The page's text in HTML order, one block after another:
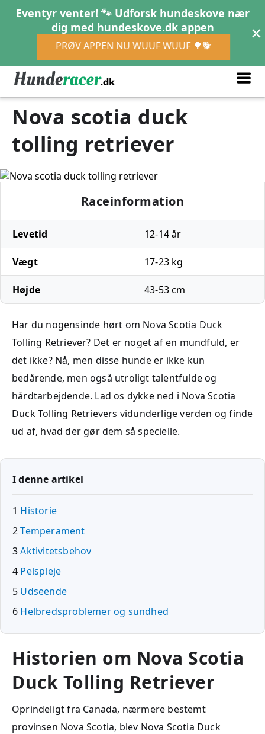
Eventyr venter! 🐾 Udforsk hundeskove nær
dig med hundeskove.dk appen
PRØV APPEN NU WUUF WUUF 🌳🐕 ×
Nova scotia duck
tolling retriever
Raceinformation
Levetid 12-14 år
Vægt 17-23 kg
Højde 43-53 cm
Har du nogensinde hørt om Nova Scotia Duck
Tolling Retriever? Det er noget af en mundfuld, er
det ikke? Nå, men disse hunde er ikke kun
bedårende, men også utroligt talentfulde og
hårdtarbejdende. Lad os dykke ned i Nova Scotia
Duck Tolling Retrievers vidunderlige verden og finde
ud af, hvad der gør dem så specielle.
I denne artikel
1 Historie
2Temperament
3Aktivitetsbehov
4 Pelspleje
5 Udseende
6 Helbredsproblemer og sundhed
Historien om Nova Scotia
Duck Tolling Retriever
Oprindeligt fra Canada, nærmere bestemt
provinsen Nova Scotia, blev Nova Scotia Duck